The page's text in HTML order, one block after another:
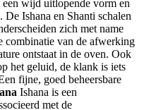
wijd uitlopende vorm en
Ishana en Shanti schalen
zich met name
combinatie van de afwerking
ontstaat in de oven. Ook
het geluid, de klank is iets
fijne, goed beheersbare
Ishana is een
met de